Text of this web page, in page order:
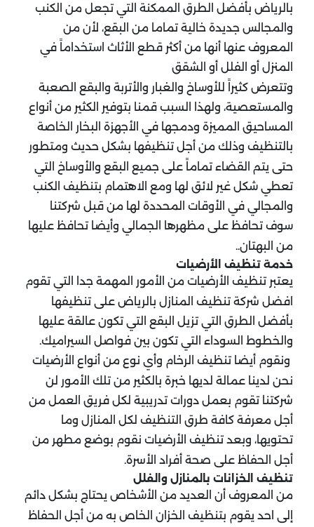
بالرياض بأفضل الطرق الممكنة التي تجعل من الكنب
والمجالس جديدة خالية تماما من البقع، لأن من
المعروف عنها أنها من أكثر قطع الأثاث استخداماً في
المنزل أو الفلل أو الشقق
وتتعرض كثيراً للأوساخ والغبار والأتربة والبقع الصعبة
والمستعصية، ولهذا السبب قمنا بتوفير الكثير من أنواع
المساحيق المميزة ودمجها في الأجهزة البخار الخاصة
بالتنظيف وذلك من أجل تنظيفها بشكل حديث ومتطور
حتى يتم القضاء تماماً على جميع البقع والأوساخ التي
تعطي شكل غير لائق لها ومع الاهتمام بتنظيف الكنب
والمجالي في الأوقات المحددة لها من قبل شركتنا
سوف تحافظ على مظهرها الجمالي وأيضا تحافظ عليها
من البهتان..
خدمة تنظيف الأرضيات
يعتبر تنظيف الأرضيات من الأمور المهمة جدا التي تقوم
افضل شركة تنظيف المنازل بالرياض على تنظيفها
بأفضل الطرق التي تزيل البقع التي تكون عالقة عليها
والخطوط السوداء التي تكون بين فواصل السيراميك.
ونقوم أيضا تنظيف الرخام وأي نوع من أنواع الأرضيات
نحن لدينا عمالة لديها خبرة بالكثير من تلك الأمور لن
شركتنا تقوم بعمل دورات تدريبية لكل فريق العمل من
أجل معرفة كافة طرق التنظيف لكل المنازل وما
تحتويها، وبعد تنظيف الأرضيات نقوم بوضع مطهر من
أجل الحفاظ على صحة أفراد الأسرة.
تنظيف الخزانات بالمنازل والفلل
من المعروف أن العديد من الأشخاص يحتاج بشكل دائم
إلى احد يقوم بتنظيف الخزان الخاص به من أجل الحفاظ